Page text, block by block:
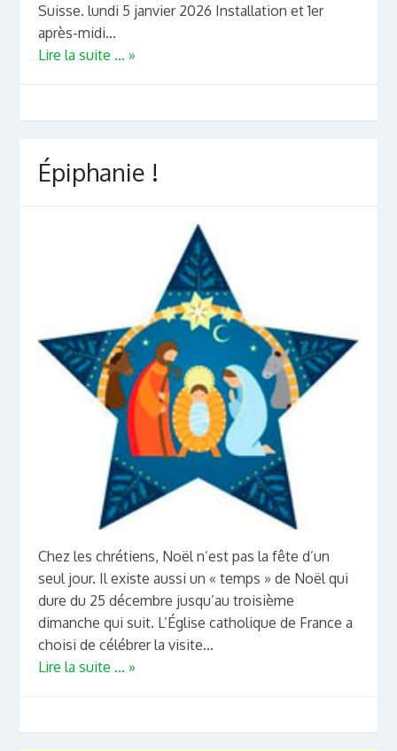
Suisse. lundi 5 janvier 2026 Installation et 1er
après-midi...
Lire la suite ... »
Épiphanie !
Chez les chrétiens, Noël n’est pas la fête d’un
seul jour. Il existe aussi un « temps » de Noël qui
dure du 25 décembre jusqu’au troisième
dimanche qui suit. L’Église catholique de France a
choisi de célébrer la visite...
Lire la suite ... »